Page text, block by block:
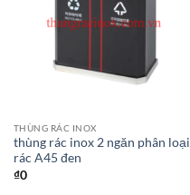
THÙNG RÁC INOX
thùng rác inox 2 ngăn phân loại
rác A45 đen
₫0